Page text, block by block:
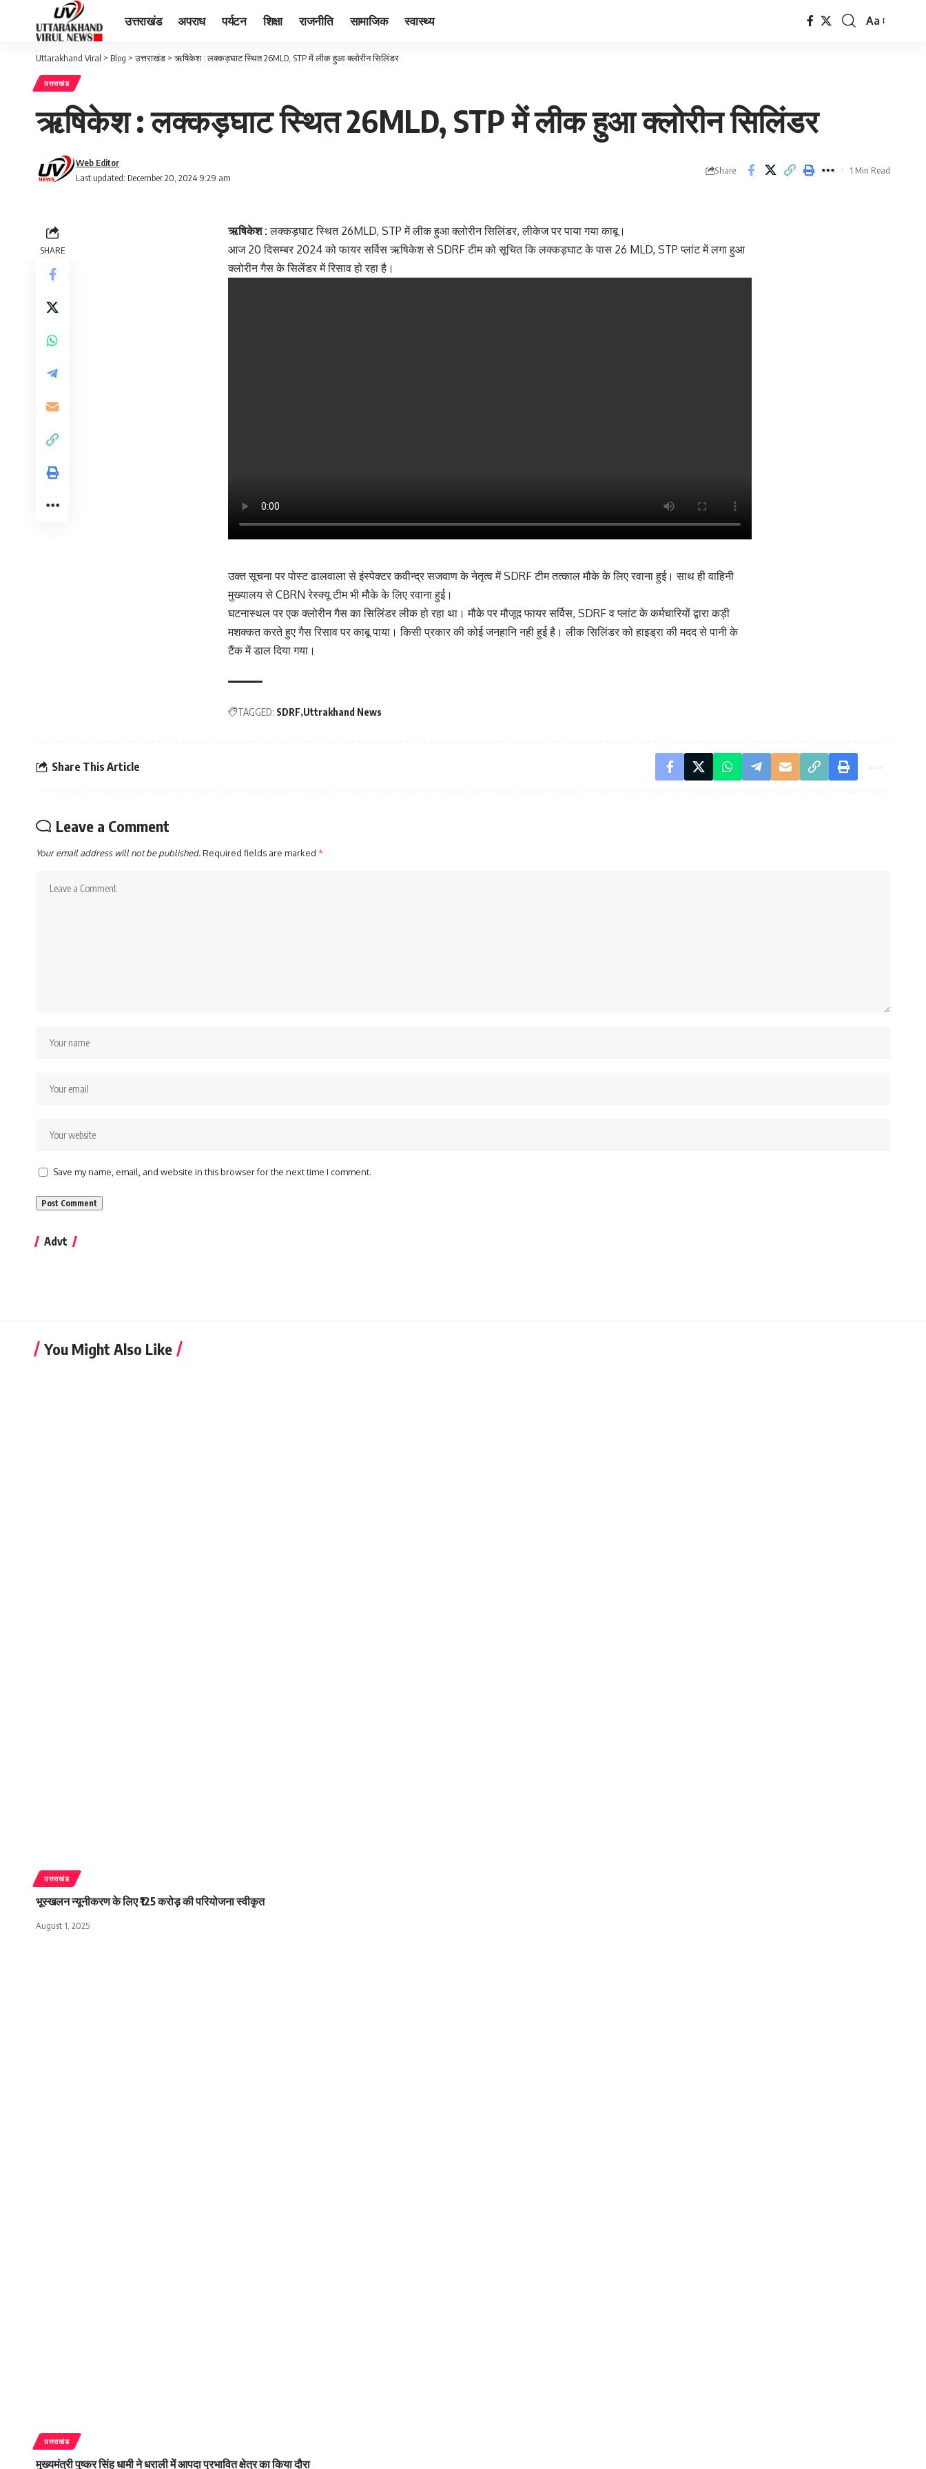
उत्तराखंड अपराध पर्यटन शिक्षा राजनीति सामाजिक स्वास्थ्य
Font
Aa
Uttarakhand Viral > Blog >उत्तराखंड >ऋषिकेश : लक्कड़घाट स्थित 26MLD, STP में लीक हुआ क्लोरीन सिलिंडर
उत्तराखंड
ऋषिकेश : लक्कड़घाट स्थित 26MLD, STP में लीक हुआ क्लोरीन सिलिंडर
Last updated: December 20, 2024 9:29 am
Web Editor
Share 1 Min Read
SHARE
ऋषिकेश :लक्कड़घाट स्थित 26MLD, STP में लीक हुआ क्लोरीन सिलिंडर, लीकेज पर पाया गया काबू।
आज 20 दिसम्बर 2024 को फायर सर्विस ऋषिकेश से SDRF टीम को सूचित कि लक्कड़घाट के पास 26 MLD, STP प्लांट में लगा हुआ
क्लोरीन गैस के सिलेंडर में रिसाव हो रहा है।
उक्त सूचना पर पोस्ट ढालवाला से इंस्पेक्टर कवीन्द्र सजवाण के नेतृत्व में SDRF टीम तत्काल मौके के लिए रवाना हुई। साथ ही वाहिनी
मुख्यालय से CBRN रेस्क्यू टीम भी मौके के लिए रवाना हुई।
घटनास्थल पर एक क्लोरीन गैस का सिलिंडर लीक हो रहा था। मौके पर मौजूद फायर सर्विस, SDRF व प्लांट के कर्मचारियों द्वारा कड़ी
मशक्कत करते हुए गैस रिसाव पर काबू पाया। किसी प्रकार की कोई जनहानि नही हुई है। लीक सिलिंडर को हाइड्रा की मदद से पानी के
टैंक में डाल दिया गया।
TAGGED: SDRF Uttrakhand News
Share This Article
Leave a Comment
Your email address will not be published.Required fields are marked *
Save my name, email, and website in this browser for the next time I comment.
Advt
You Might Also Like
उत्तराखंड
भूस्खलन न्यूनीकरण के लिए ₹125 करोड़ की परियोजना स्वीकृत
August 1, 2025
उत्तराखंड
मुख्यमंत्री पुष्कर सिंह धामी ने धराली में आपदा प्रभावित क्षेत्र का किया दौरा